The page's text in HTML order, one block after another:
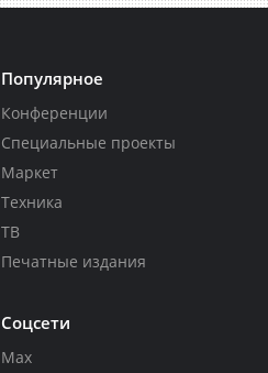
Популярное
Конференции
Специальные проекты
Маркет
Техника
ТВ
Печатные издания
Соцсети
Max